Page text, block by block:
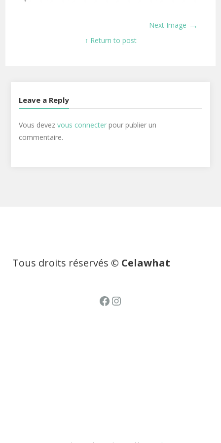
Next Image →
↑ Return to post
Leave a Reply
Vous devez vous connecterpour publier un
commentaire.
Tous droits réservés © Celawhat
Facebook
Instagram